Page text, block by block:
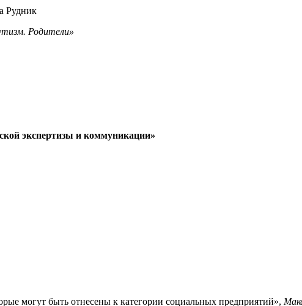
Рудник
Родители»
экспертизы и коммуникации»
могут быть отнесены к категории социальных предприятий»,